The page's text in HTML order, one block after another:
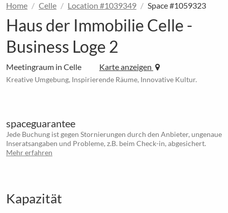
Home Celle Location #1039349 Space #1059323
Haus der Immobilie Celle -
Business Loge 2
Meetingraum in Celle Karte anzeigen
Kreative Umgebung, Inspirierende Räume, Innovative Kultur.
spaceguarantee
Jede Buchung ist gegen Stornierungen durch den Anbieter, ungenaue
Inseratsangaben und Probleme, z.B. beim Check-in, abgesichert.
Mehr erfahren
Kapazität